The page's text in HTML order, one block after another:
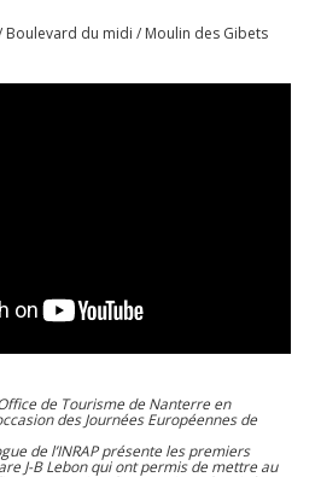
du midi / Moulin des Gibets
de Tourisme de Nanterre en
des Journées Européennes de
de l’INRAP présente les premiers
J-B Lebon qui ont permis de mettre au